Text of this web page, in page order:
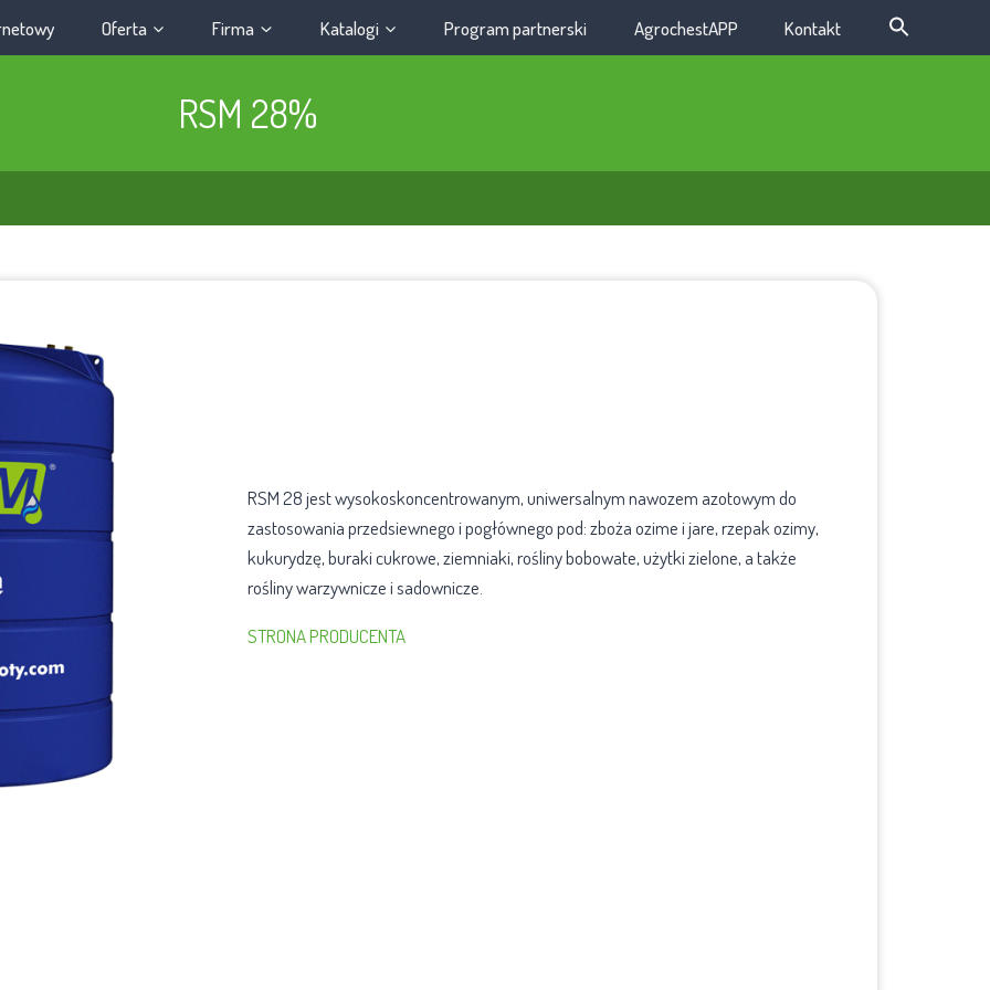
Oferta Firma Katalogi Program partnerski AgrochestAPP Kontakt
RSM 28%
RSM 28 jest wysokoskoncentrowanym, uniwersalnym nawozem azotowym do
zastosowania przedsiewnego i pogłównego pod: zboża ozime i jare, rzepak ozimy,
kukurydzę, buraki cukrowe, ziemniaki, rośliny bobowate, użytki zielone, a także
rośliny warzywnicze i sadownicze.
STRONA PRODUCENTA